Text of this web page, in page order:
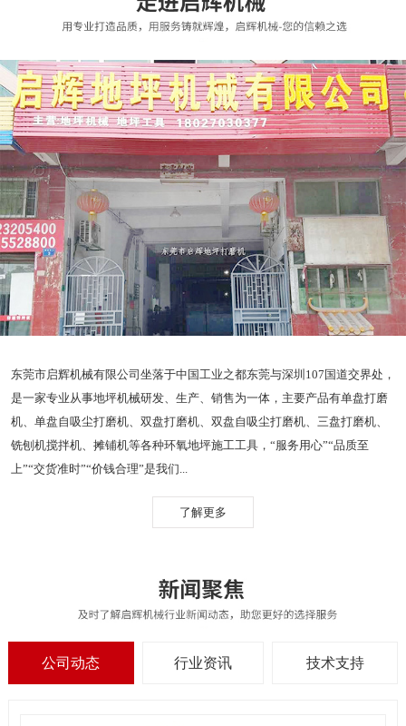
东莞市启辉机械有限公司坐落于中国工业之都东莞与深圳107国道交界处，
是一家专业从事地坪机械研发、生产、销售为一体，主要产品有单盘打磨
机、单盘自吸尘打磨机、双盘打磨机、双盘自吸尘打磨机、三盘打磨机、
铣刨机搅拌机、摊铺机等各种环氧地坪施工工具，“服务用心”“品质至
上”“交货准时”“价钱合理”是我们...
了解更多
公司动态 行业资讯 技术支持